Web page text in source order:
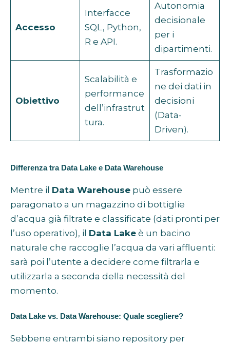
Accesso
Interfacce
SQL, Python,
R e API.
Autonomia
decisionale
per i
dipartimenti.
Obiettivo
Scalabilità e
performance
dell’infrastrut
tura.
Trasformazio
ne dei dati in
decisioni
(Data-
Driven).
Differenza tra Data Lake e Data Warehouse
Mentre il Data Warehouse può essere
paragonato a un magazzino di bottiglie
d’acqua già filtrate e classificate (dati pronti per
l’uso operativo), il Data Lake è un bacino
naturale che raccoglie l’acqua da vari affluenti:
sarà poi l’utente a decidere come filtrarla e
utilizzarla a seconda della necessità del
momento.
Data Lake vs. Data Warehouse: Quale scegliere?
Sebbene entrambi siano repository per